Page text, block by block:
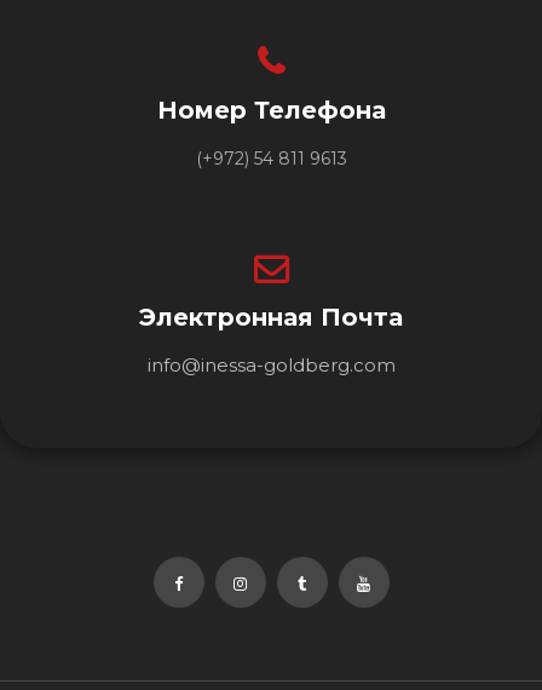
Номер Телефона
(+972) 54 811 9613
Электронная Почта
info@inessa-goldberg.com